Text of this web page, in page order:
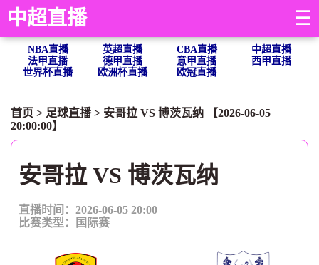
中超直播 ☰
NBA直播 英超直播 CBA直播
中超直播
法甲直播
德甲直播 意甲直播
西甲直播
世界杯直播
欧洲杯直播 欧冠直播
首页 > 足球直播> 安哥拉 VS 博茨瓦纳 【2026-06-05
20:00:00】
安哥拉 VS 博茨瓦纳
直播时间：2026-06-05 20:00
比赛类型：
国际赛